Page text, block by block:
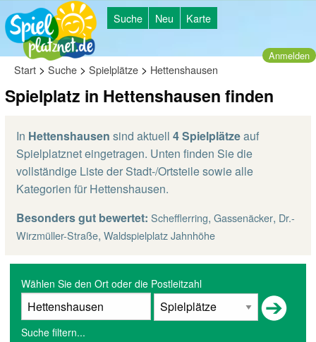
Suche Neu Karte
Anmelden
Start > Suche > Spielplätze > Hettenshausen
Spielplatz in Hettenshausen finden
In Hettenshausen sind aktuell 4 Spielplätzeauf
Spielplatznet eingetragen. Unten finden Sie die
vollständige Liste der Stadt-/Ortsteile sowie alle
Kategorien für Hettenshausen.
Besonders gut bewertet: Schefflerring, Gassenäcker, Dr.-
Wirzmüller-Straße, Waldspielplatz Jahnhöhe
Wählen Sie den Ort oder die Postleitzahl
Suche filtern...